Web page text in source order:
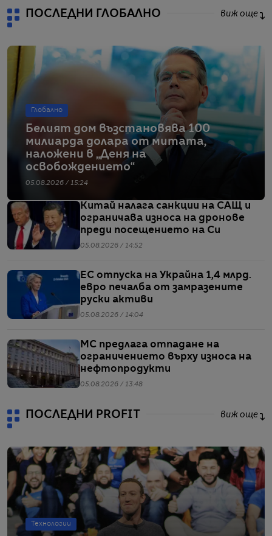
ПОСЛЕДНИ ГЛОБАЛНО виж още
Глобално
Белият дом възстановява 100
милиарда долара от митата,
наложени в „Деня на
освобождението“
05.08.2026 / 15:24
Китай налага санкции на САЩ и
ограничава износа на дронове
преди посещението на Си
05.08.2026 / 14:52
ЕС отпуска на Украйна 1,4 млрд.
евро печалба от замразените
руски активи
05.08.2026 / 14:04
МС предлага отпадане на
ограничението върху износа на
нефтопродукти
05.08.2026 / 13:48
ПОСЛЕДНИ PROFIT виж още
Технологии